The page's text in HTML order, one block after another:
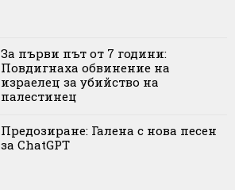
За първи път от 7 години:
Повдигнаха обвинение на
израелец за убийство на
палестинец
Предозиране: Галена с нова песен
за ChatGPT